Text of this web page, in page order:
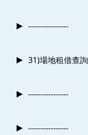
----------------
31)場地租借查詢
----------------
----------------